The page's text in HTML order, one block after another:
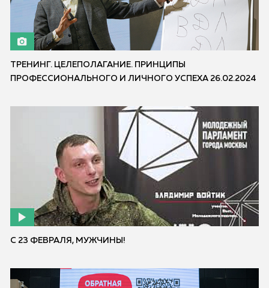
ТРЕНИНГ. ЦЕЛЕПОЛАГАНИЕ. ПРИНЦИПЫ
ПРОФЕССИОНАЛЬНОГО И ЛИЧНОГО УСПЕХА 26.02.2024
C 23 ФЕВРАЛЯ, МУЖЧИНЫ!